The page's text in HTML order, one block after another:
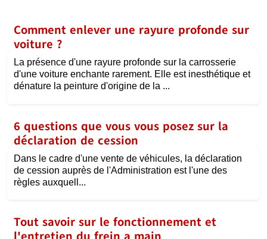
Comment enlever une rayure profonde sur
voiture ?
La présence d'une rayure profonde sur la carrosserie
d'une voiture enchante rarement. Elle est inesthétique et
dénature la peinture d'origine de la ...
6 questions que vous vous posez sur la
déclaration de cession
Dans le cadre d'une vente de véhicules, la déclaration
de cession auprès de l'Administration est l'une des
règles auxquell...
Tout savoir sur le fonctionnement et